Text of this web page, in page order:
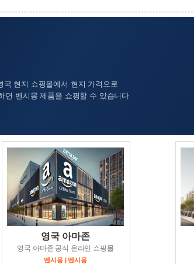
국 현지 쇼핑몰에서 현지 가격으로
면 벤시몽 제품을 쇼핑할 수 있습니다.
영국 아마존
영국 아마존 공식 온라인 쇼핑몰
벤시몽 | 벤시몽